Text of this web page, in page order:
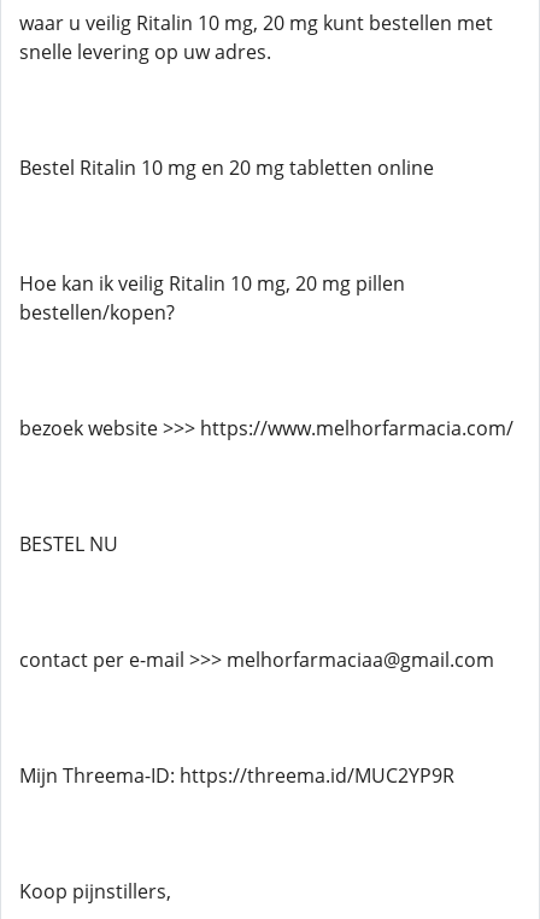
waar u veilig Ritalin 10 mg, 20 mg kunt bestellen met
snelle levering op uw adres.
Bestel Ritalin 10 mg en 20 mg tabletten online
Hoe kan ik veilig Ritalin 10 mg, 20 mg pillen
bestellen/kopen?
bezoek website >>> https://www.melhorfarmacia.com/
BESTEL NU
contact per e-mail >>> melhorfarmaciaa@gmail.com
Mijn Threema-ID: https://threema.id/MUC2YP9R
Koop pijnstillers,